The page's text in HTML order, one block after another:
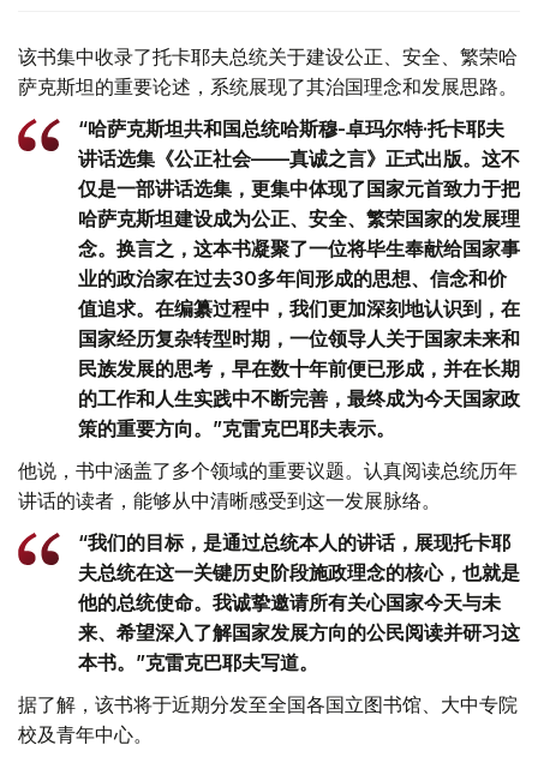
该书集中收录了托卡耶夫总统关于建设公正、安全、繁荣哈
萨克斯坦的重要论述，系统展现了其治国理念和发展思路。
“哈萨克斯坦共和国总统哈斯穆-卓玛尔特·托卡耶夫
讲话选集《公正社会——真诚之言》正式出版。这不
仅是一部讲话选集，更集中体现了国家元首致力于把
哈萨克斯坦建设成为公正、安全、繁荣国家的发展理
念。换言之，这本书凝聚了一位将毕生奉献给国家事
业的政治家在过去30多年间形成的思想、信念和价
值追求。在编纂过程中，我们更加深刻地认识到，在
国家经历复杂转型时期，一位领导人关于国家未来和
民族发展的思考，早在数十年前便已形成，并在长期
的工作和人生实践中不断完善，最终成为今天国家政
策的重要方向。”克雷克巴耶夫表示。
他说，书中涵盖了多个领域的重要议题。认真阅读总统历年
讲话的读者，能够从中清晰感受到这一发展脉络。
“我们的目标，是通过总统本人的讲话，展现托卡耶
夫总统在这一关键历史阶段施政理念的核心，也就是
他的总统使命。我诚挚邀请所有关心国家今天与未
来、希望深入了解国家发展方向的公民阅读并研习这
本书。”克雷克巴耶夫写道。
据了解，该书将于近期分发至全国各国立图书馆、大中专院
校及青年中心。